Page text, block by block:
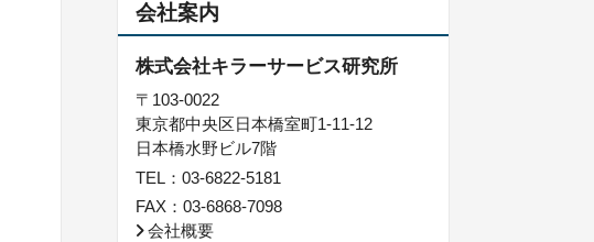
会社案内
株式会社キラーサービス研究所
〒103-0022
東京都中央区日本橋室町1-11-12
日本橋水野ビル7階
TEL：03-6822-5181
FAX：03-6868-7098
会社概要